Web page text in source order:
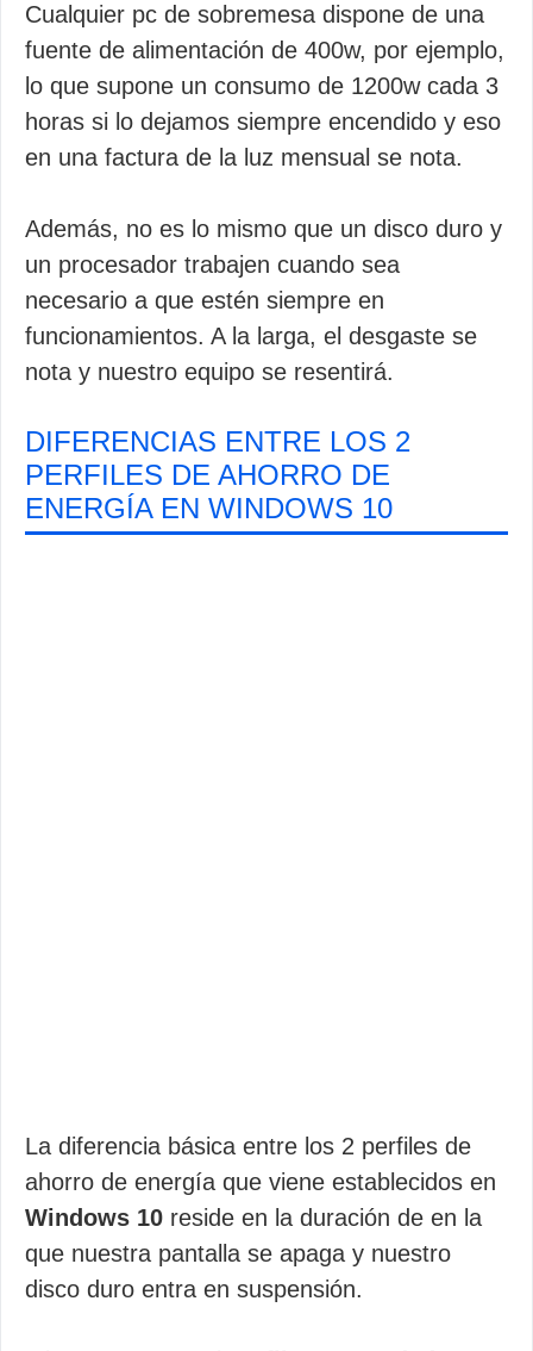
Cualquier pc de sobremesa dispone de una
fuente de alimentación de 400w, por ejemplo,
lo que supone un consumo de 1200w cada 3
horas si lo dejamos siempre encendido y eso
en una factura de la luz mensual se nota.
Además, no es lo mismo que un disco duro y
un procesador trabajen cuando sea
necesario a que estén siempre en
funcionamientos. A la larga, el desgaste se
nota y nuestro equipo se resentirá.
DIFERENCIAS ENTRE LOS 2
PERFILES DE AHORRO DE
ENERGÍA EN WINDOWS 10
La diferencia básica entre los 2 perfiles de
ahorro de energía que viene establecidos en
Windows 10 reside en la duración de en la
que nuestra pantalla se apaga y nuestro
disco duro entra en suspensión.